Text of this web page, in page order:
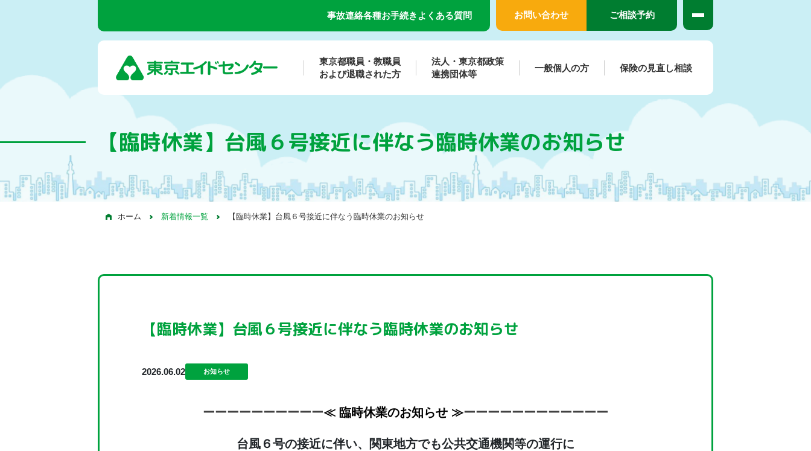
事故連絡各種お手続き よくある質問 お問い合わせ ご相談予約
東京都職員・教職員
および退職された方
法人・東京都政策
連携団体等
一般個人の方 保険の見直し相談
【臨時休業】台風６号接近に伴なう臨時休業のお知らせ
ホーム 新着情報一覧 【臨時休業】台風６号接近に伴なう臨時休業のお知らせ
【臨時休業】台風６号接近に伴なう臨時休業のお知らせ
2026.06.02 お知らせ
ーーーーーーーーーー≪ 臨時休業のお知らせ ≫ーーーーーーーーーーーー
台風６号の接近に伴い、関東地方でも公共交通機関等の運行に